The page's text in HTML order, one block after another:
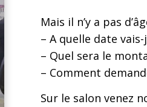
Mais il n’y a pas
– A quelle date
– Quel sera le
– Comment
Sur le salon venez